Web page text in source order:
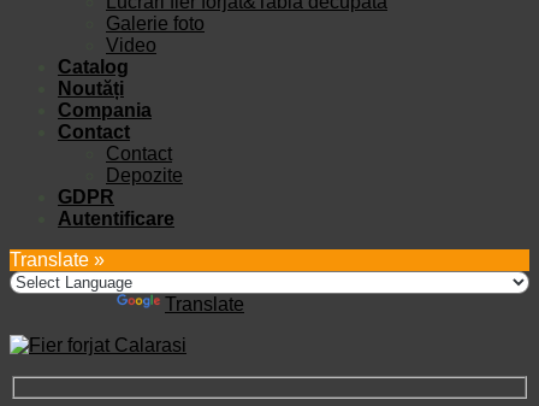
Galerie foto
Video
Catalog
Noutăți
Compania
Contact
Contact
Depozite
GDPR
Autentificare
Translate »
Translate